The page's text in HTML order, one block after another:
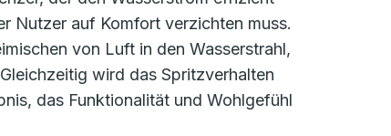
Nutzer auf Komfort verzichten muss.
von Luft in den Wasserstrahl,
wird das Spritzverhalten
das Funktionalität und Wohlgefühl